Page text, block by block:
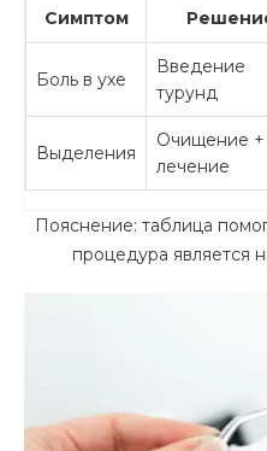
Симптом
Боль в ухе
Введение
турунд
Выделения
Очищение +
лечение
Пояснение: таблица
процедура является